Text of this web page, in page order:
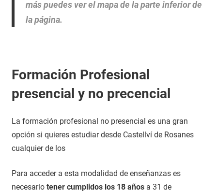
más puedes ver el mapa de la parte inferior de
la página.
Formación Profesional
presencial y no precencial
La formación profesional no presencial es una gran
opción si quieres estudiar desde Castellví de Rosanes
cualquier de los
Para acceder a esta modalidad de enseñanzas es
necesario tener cumplidos los 18 años a 31 de